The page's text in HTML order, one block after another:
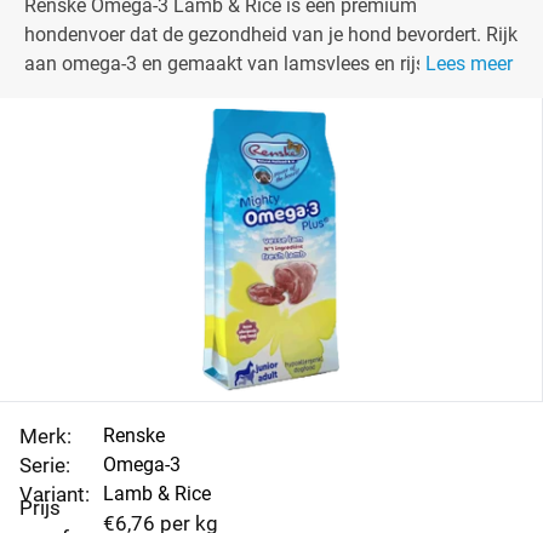
Renske Omega-3 Lamb & Rice is een premium
hondenvoer dat de gezondheid van je hond bevordert. Rijk
aan omega-3 en gemaakt van lamsvlees en rijst, is het
Lees meer
Merk:
Serie:
Variant:
Prijs
Renske
Omega-3
Lamb & Rice
€6,76 per kg